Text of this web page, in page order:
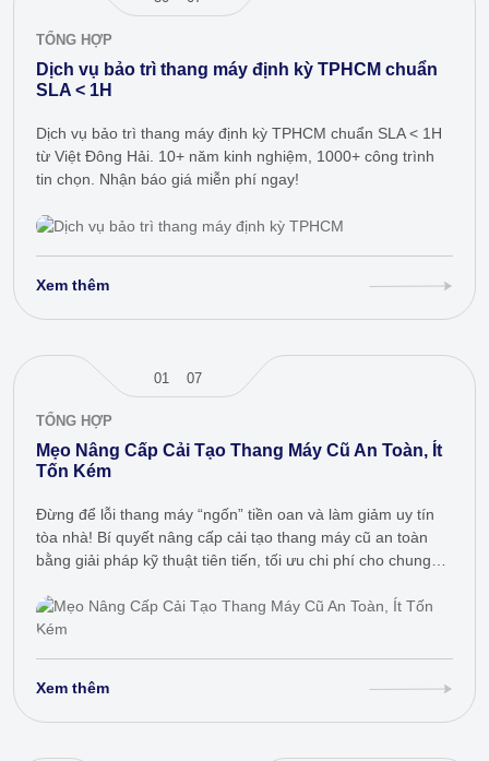
TỔNG HỢP
Dịch vụ bảo trì thang máy định kỳ TPHCM chuẩn
SLA < 1H
Dịch vụ bảo trì thang máy định kỳ TPHCM chuẩn SLA < 1H
từ Việt Đông Hải. 10+ năm kinh nghiệm, 1000+ công trình
tin chọn. Nhận báo giá miễn phí ngay!
Xem thêm
01 07
TỔNG HỢP
Mẹo Nâng Cấp Cải Tạo Thang Máy Cũ An Toàn, Ít
Tốn Kém
Đừng để lỗi thang máy “ngốn” tiền oan và làm giảm uy tín
tòa nhà! Bí quyết nâng cấp cải tạo thang máy cũ an toàn
bằng giải pháp kỹ thuật tiên tiến, tối ưu chi phí cho chung
Xem thêm